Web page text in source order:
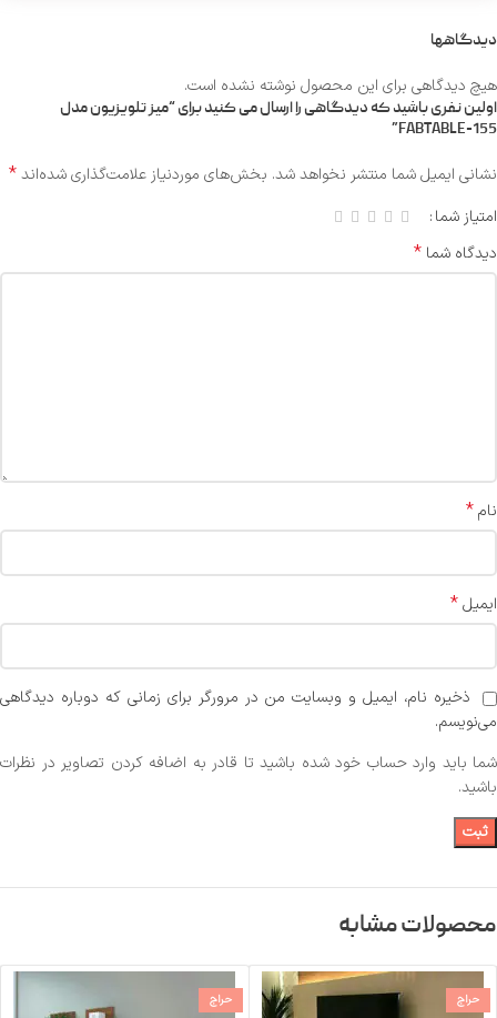
دیدگاهها
هیچ دیدگاهی برای این محصول نوشته نشده است.
اولین نفری باشید که دیدگاهی را ارسال می کنید برای “میز تلویزیون مدل
FABTABLE-155”
نشانی ایمیل شما منتشر نخواهد شد. بخش‌های موردنیاز علامت‌گذاری شده‌اند*
امتیاز شما
دیدگاه شما *
نام*
ایمیل*
ذخیره نام، ایمیل و وبسایت من در مرورگر برای زمانی که دوباره دیدگاهی
می‌نویسم.
شما باید وارد حساب خود شده باشید تا قادر به اضافه کردن تصاویر در نظرات
باشید.
محصولات مشابه
حراج حراج